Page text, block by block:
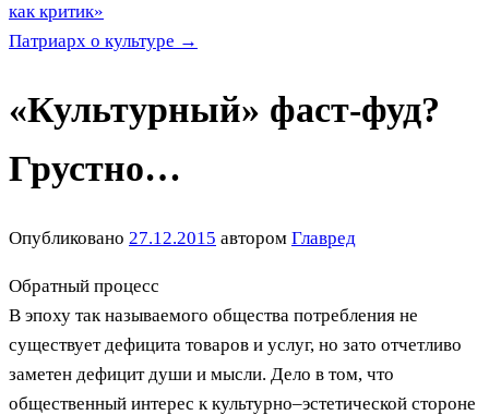
как критик»
Патриарх о культуре →
«Культурный» фаст-фуд?
Грустно…
Опубликовано 27.12.2015 автором Главред
Обратный процесс
В эпоху так называемого общества потребления не
существует дефицита товаров и услуг, но зато отчетливо
заметен дефицит души и мысли. Дело в том, что
общественный интерес к культурно–эстетической стороне